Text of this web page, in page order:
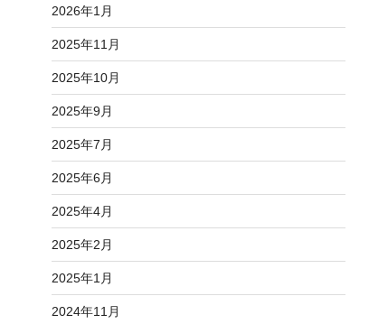
2026年1月
2025年11月
2025年10月
2025年9月
2025年7月
2025年6月
2025年4月
2025年2月
2025年1月
2024年11月